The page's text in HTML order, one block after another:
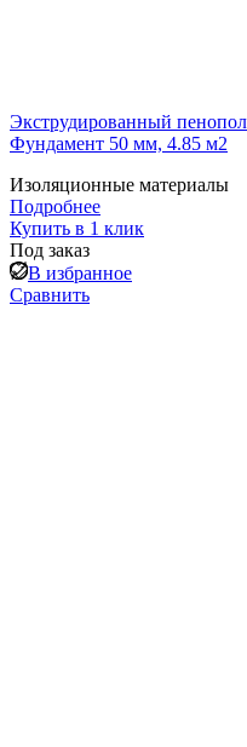
Экструдированный
Фундамент 50 мм, 4.85 м2
Изоляционные материалы
Подробнее
Купить в 1 клик
Под заказ
В избранное
Сравнить